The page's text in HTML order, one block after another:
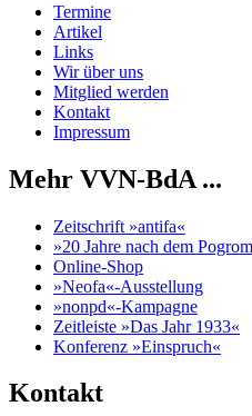
Termine
Artikel
Links
Wir über uns
Mitglied werden
Kontakt
Impressum
Mehr VVN-BdA ...
Zeitschrift »antifa«
»20 Jahre nach dem
Online-Shop
»Neofa«-Ausstellung
»nonpd«-Kampagne
Zeitleiste »Das Jahr 1933«
Konferenz »Einspruch«
Kontakt